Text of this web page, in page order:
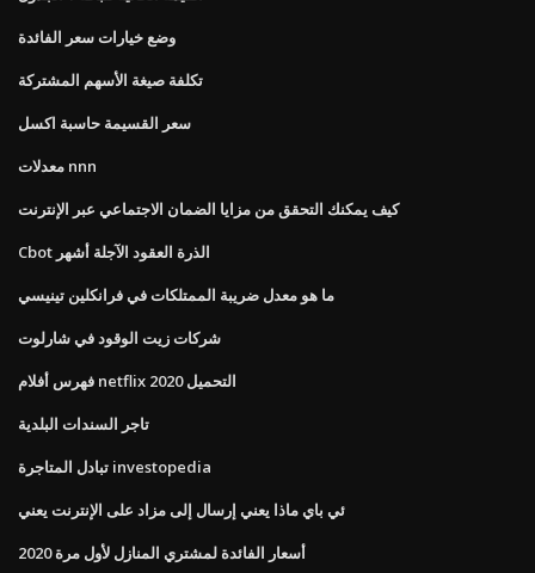
وضع خيارات سعر الفائدة
تكلفة صيغة الأسهم المشتركة
سعر القسيمة حاسبة اكسل
معدلات nnn
كيف يمكنك التحقق من مزايا الضمان الاجتماعي عبر الإنترنت
Cbot الذرة العقود الآجلة أشهر
ما هو معدل ضريبة الممتلكات في فرانكلين تينيسي
شركات زيت الوقود في شارلوت
فهرس أفلام netflix 2020 التحميل
تاجر السندات البلدية
تبادل المتاجرة investopedia
ئي باي ماذا يعني إرسال إلى مزاد على الإنترنت يعني
أسعار الفائدة لمشتري المنازل لأول مرة 2020